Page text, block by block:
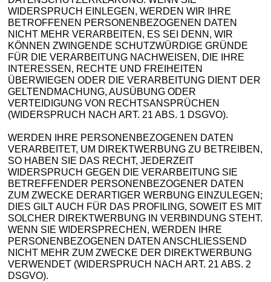
WIDERSPRUCH EINLEGEN, WERDEN WIR IHRE
BETROFFENEN PERSONENBEZOGENEN DATEN
NICHT MEHR VERARBEITEN, ES SEI DENN, WIR
KÖNNEN ZWINGENDE SCHUTZWÜRDIGE GRÜNDE
FÜR DIE VERARBEITUNG NACHWEISEN, DIE IHRE
INTERESSEN, RECHTE UND FREIHEITEN
ÜBERWIEGEN ODER DIE VERARBEITUNG DIENT DER
GELTENDMACHUNG, AUSÜBUNG ODER
VERTEIDIGUNG VON RECHTSANSPRÜCHEN
(WIDERSPRUCH NACH ART. 21 ABS. 1 DSGVO).
WERDEN IHRE PERSONENBEZOGENEN DATEN
VERARBEITET, UM DIREKTWERBUNG ZU BETREIBEN,
SO HABEN SIE DAS RECHT, JEDERZEIT
WIDERSPRUCH GEGEN DIE VERARBEITUNG SIE
BETREFFENDER PERSONENBEZOGENER DATEN
ZUM ZWECKE DERARTIGER WERBUNG EINZULEGEN;
DIES GILT AUCH FÜR DAS PROFILING, SOWEIT ES MIT
SOLCHER DIREKTWERBUNG IN VERBINDUNG STEHT.
WENN SIE WIDERSPRECHEN, WERDEN IHRE
PERSONENBEZOGENEN DATEN ANSCHLIESSEND
NICHT MEHR ZUM ZWECKE DER DIREKTWERBUNG
VERWENDET (WIDERSPRUCH NACH ART. 21 ABS. 2
DSGVO).